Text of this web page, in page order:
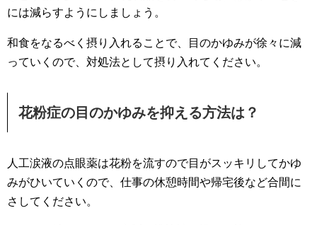
には減らすようにしましょう。
和食をなるべく摂り入れることで、目のかゆみが徐々に減
っていくので、対処法として摂り入れてください。
花粉症の目のかゆみを抑える方法は？
人工涙液の点眼薬は花粉を流すので目がスッキリしてかゆ
みがひいていくので、仕事の休憩時間や帰宅後など合間に
さしてください。